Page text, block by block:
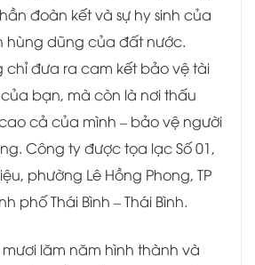
đoàn kết và sự hy sinh của
hùng dũng của đất nước.
chỉ đưa ra cam kết bảo vệ tài
bạn, mà còn là nơi thấu
cả của mình – bảo vệ người
Công ty được tọa lạc Số 01,
phường Lê Hồng Phong, TP
phố Thái Bình – Thái Bình.
lăm năm hình thành và